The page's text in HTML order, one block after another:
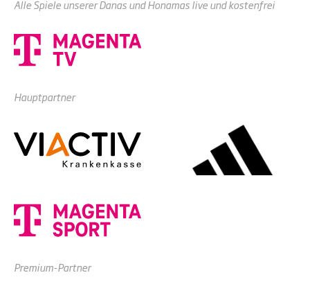
Alle Spiele unserer Danas und Honamas live und kostenfrei
Hauptpartner
Premium-Partner